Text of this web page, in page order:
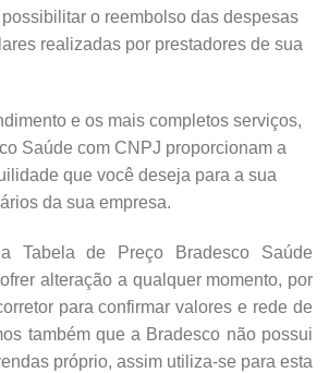
o reembolso das despesas
realizadas por prestadores de sua
e os mais completos serviços,
Saúde com CNPJ proporcionam a
que você deseja para a sua
da sua empresa.
a Tabela de Preço Bradesco Saúde
alteração a qualquer momento, por
para confirmar valores e rede de
também que a Bradesco não possui
próprio, assim utiliza-se para esta